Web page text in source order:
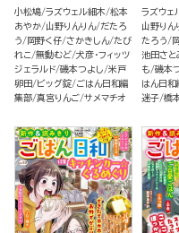
小松鳩 ラズウェル細木 松本
あやか 山野りんりん だたろ
う
岡野く仔 さかきしん たび
れこ 無動むど 犬彦・フィッツ
ジェラルド 磯本つよし 米戸
卵田
ビッグ錠 ごはん日和編
集部 真宮りんご サメマチオ
ラズウェ
山野りん
たろう
池田さと
も 磯本
はん日和
迷子 橋